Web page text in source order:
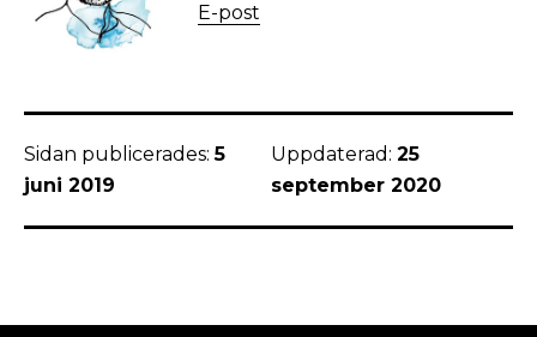
E-post
Sidan publicerades: 5
juni 2019
Uppdaterad: 25
september 2020